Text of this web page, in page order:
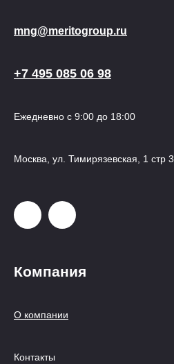
mng@meritogroup.ru
+7 495 085 06 98
Ежедневно с 9:00 до 18:00
Москва, ул. Тимирязевская, 1 стр 3
Компания
О компании
Контакты